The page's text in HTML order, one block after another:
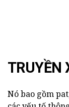
TRUYỀN
Nó bao gồm